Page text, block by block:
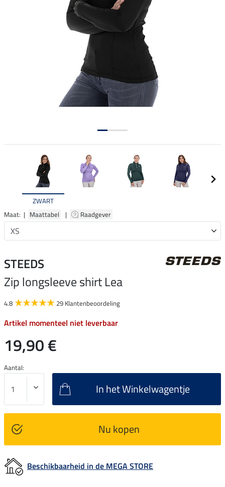
ZWART
Maat: | Maattabel | Raadgever
STEEDS
Zip longsleeve shirt Lea
4.8 29 Klantenbeoordeling
Artikel momenteel niet leverbaar
19,90 €
Aantal:
In het Winkelwagentje
Nu kopen
Beschikbaarheid in de MEGA STORE